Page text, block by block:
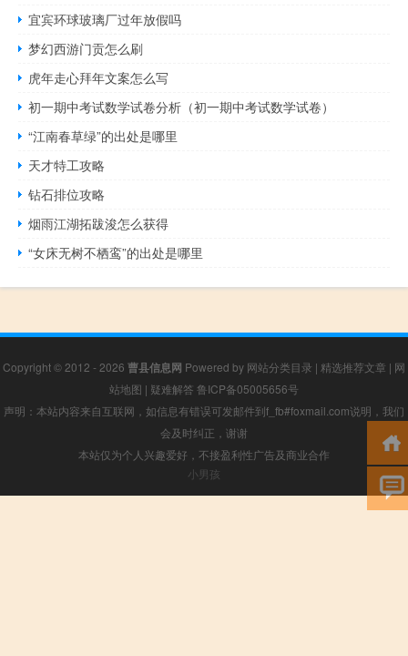
宜宾环球玻璃厂过年放假吗
梦幻西游门贡怎么刷
虎年走心拜年文案怎么写
初一期中考试数学试卷分析（初一期中考试数学试卷）
“江南春草绿”的出处是哪里
天才特工攻略
钻石排位攻略
烟雨江湖拓跋浚怎么获得
“女床无树不栖鸾”的出处是哪里
Copyright © 2012 - 2026 曹县信息网 Powered by 网站分类目录 | 精选推荐文章 | 网
站地图 | 疑难解答 鲁ICP备05005656号
声明：本站内容来自互联网，如信息有错误可发邮件到f_fb#foxmail.com说明，我们
会及时纠正，谢谢
本站仅为个人兴趣爱好，不接盈利性广告及商业合作
小男孩